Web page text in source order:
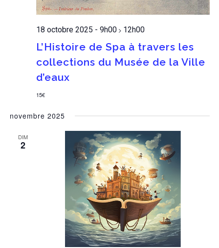
18 octobre 2025 - 9h00> 12h00
L’Histoire de Spa à travers les
collections du Musée de la Ville
d’eaux
15€
novembre 2025
DIM
2